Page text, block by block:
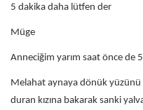
5 dakika daha lütfen der
Müge
Anneciğim yarım saat önce de
Melahat aynaya dönük yüzünü
duran kızına bakarak sanki